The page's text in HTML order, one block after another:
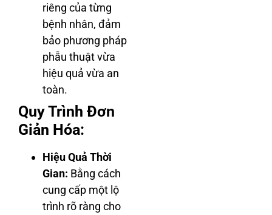
riêng của từng
bệnh nhân, đảm
bảo phương pháp
phẫu thuật vừa
hiệu quả vừa an
toàn.
Quy Trình Đơn
Giản Hóa:
Hiệu Quả Thời
Gian: Bằng cách
cung cấp một lộ
trình rõ ràng cho